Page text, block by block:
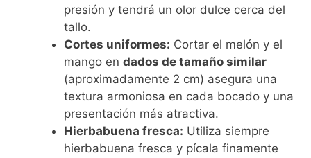
presión y tendrá un olor dulce cerca del
tallo.
Cortes uniformes: Cortar el melón y el
mango en dados de tamaño similar
(aproximadamente 2 cm) asegura una
textura armoniosa en cada bocado y una
presentación más atractiva.
Hierbabuena fresca: Utiliza siempre
hierbabuena fresca y pícala finamente